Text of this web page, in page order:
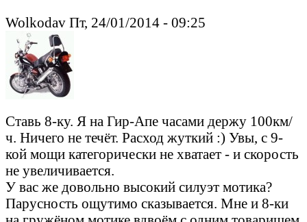
Wolkodav Пт, 24/01/2014 - 09:25
Ставь 8-ку. Я на Гир-Апе часами держу 100км/
ч. Ничего не течёт. Расход жуткий :) Увы, с 9-
кой мощи категорически не хватает - и скорость
не увеличивается.
У вас же довольно высокий силуэт мотика?
Парусность ощутимо сказывается. Мне и 8-ки